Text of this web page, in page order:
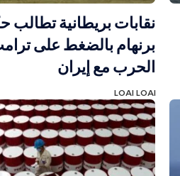
نقابات بريطانية تطالب
برنهام بالضغط على
الحرب مع إيران
LOAI LOAI